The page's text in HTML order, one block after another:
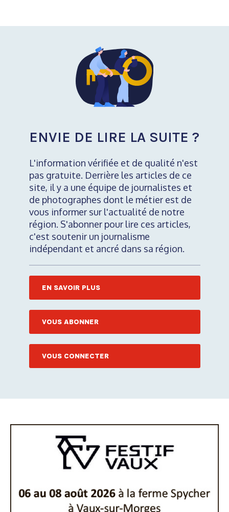
ENVIE DE LIRE LA SUITE ?
L'information vérifiée et de qualité n'est
pas gratuite. Derrière les articles de ce
site, il y a une équipe de journalistes et
de photographes dont le métier est de
vous informer sur l'actualité de notre
région. S'abonner pour lire ces articles,
c'est soutenir un journalisme
indépendant et ancré dans sa région.
EN SAVOIR PLUS
VOUS ABONNER
VOUS CONNECTER